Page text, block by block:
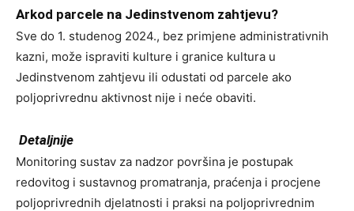
Arkod parcele na Jedinstvenom zahtjevu?
Sve do 1. studenog 2024., bez primjene administrativnih
kazni, može ispraviti kulture i granice kultura u
Jedinstvenom zahtjevu ili odustati od parcele ako
poljoprivrednu aktivnost nije i neće obaviti.
Detaljnije
Monitoring sustav za nadzor površina je postupak
redovitog i sustavnog promatranja, praćenja i procjene
poljoprivrednih djelatnosti i praksi na poljoprivrednim